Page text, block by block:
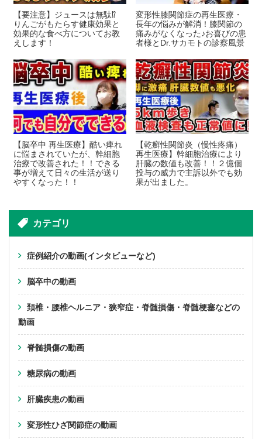
【要注意】ジュースは無駄⁉
りんごがもたらす健康効果と
効果的な食べ方についてお教
えします！
変形性膝関節症の再生医療・
長年の悩みが解消！膝関節の
痛みがなくなった♪お喜びの患
者様とDr.サカモトの診察風景
【脳卒中 再生医療】酷い痺れ
に悩まされていたが、幹細胞
治療で改善された！！できる
事が増えて日々の生活が送り
やすくなった！！
【乾癬性関節炎（慢性疼痛）
再生医療】幹細胞治療により
肝臓の数値も改善！！２億個
投与の威力で主訴以外でも効
果が出ました。
カテゴリ
症例紹介の動画(インタビューなど)
脳卒中の動画
頚椎・腰椎ヘルニア・狭窄症・脊髄損傷・脊髄梗塞などの
動画
脊髄損傷の動画
糖尿病の動画
肝臓疾患の動画
変形性ひざ関節症の動画